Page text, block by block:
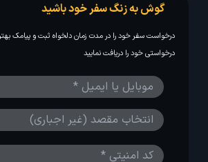
گوش به زنگ سفر خود باشید
درخواست سفر خود را در مدت زمان دلخواه ثبت و پیامک
درخواستی خود را دریافت نمایید